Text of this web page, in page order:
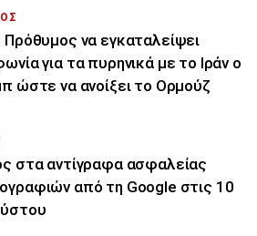
Πρόθυμος να εγκαταλείψει
για τα πυρηνικά με το Ιράν ο
ώστε να ανοίξει το Ορμούζ
στα αντίγραφα ασφαλείας
από τη Google στις 10